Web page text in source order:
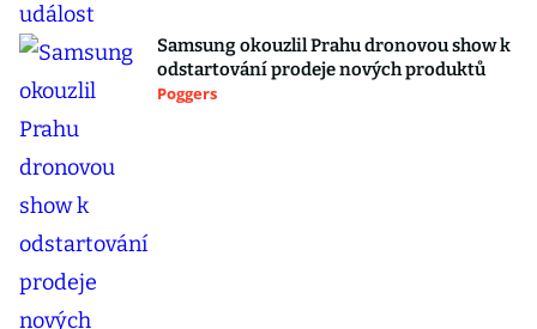
Samsung okouzlil Prahu dronovou show k
odstartování prodeje nových produktů
Poggers